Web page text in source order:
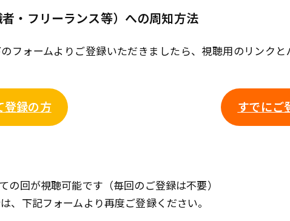
・フリーランス等）への周知方法
フォームよりご登録いただきましたら、視聴用のリンク
登録の方 すでにご
の回が視聴可能です（毎回のご登録は不要）
、下記フォームより再度ご登録ください。